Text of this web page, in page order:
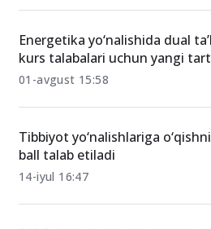
Energetika yo‘nalishida dual
kurs talabalari uchun yangi
01-avgust 15:58
Tibbiyot yo‘nalishlariga
ball talab etiladi
14-iyul 16:47